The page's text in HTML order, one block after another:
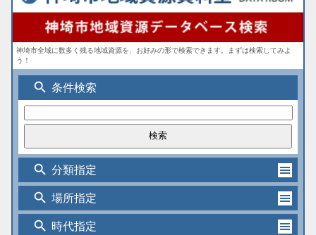
神埼市全域に数多く残る地域資源を、お好みの形で検索できます。まずは検索してみよ
う！
search 条件検索
search 分類指定
search 場所指定
search 時代指定